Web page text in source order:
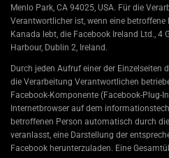
Menlo Park, CA 94025, USA. Für die
Verantwortlicher ist, wenn eine betroffene
Kanada lebt, die Facebook Ireland Ltd., 4
Harbour, Dublin 2, Ireland.
Durch jeden Aufruf einer der Einzelseiten
die Verarbeitung Verantwortlichen
Facebook-Komponente (Facebook-Plug-
Internetbrowser auf dem
betroffenen Person automatisch durch
veranlasst, eine Darstellung der
Facebook herunterzuladen. Eine